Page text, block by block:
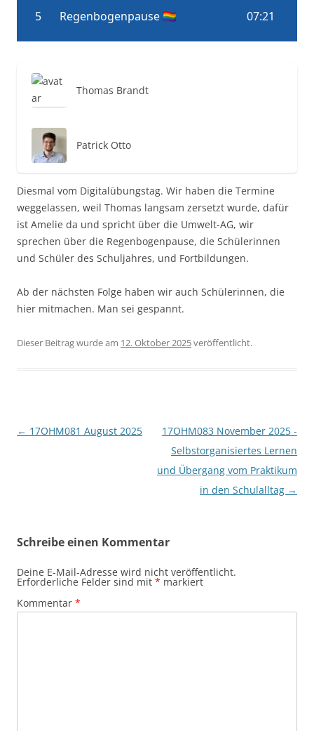
Thomas Brandt
Patrick Otto
Diesmal vom Digitalübungstag. Wir haben die Termine
weggelassen, weil Thomas langsam zersetzt wurde, dafür
ist Amelie da und spricht über die Umwelt-AG, wir
sprechen über die Regenbogenpause, die Schülerinnen
und Schüler des Schuljahres, und Fortbildungen.
Ab der nächsten Folge haben wir auch Schülerinnen, die
hier mitmachen. Man sei gespannt.
Dieser Beitrag wurde am 12. Oktober 2025veröffentlicht.
Beitragsnavigation
← 17OHM081 August 2025
17OHM083 November 2025 -
Selbstorganisiertes Lernen
und Übergang vom Praktikum
in den Schulalltag →
Schreibe einen Kommentar
Deine E-Mail-Adresse wird nicht veröffentlicht.
Erforderliche Felder sind mit * markiert
Kommentar *